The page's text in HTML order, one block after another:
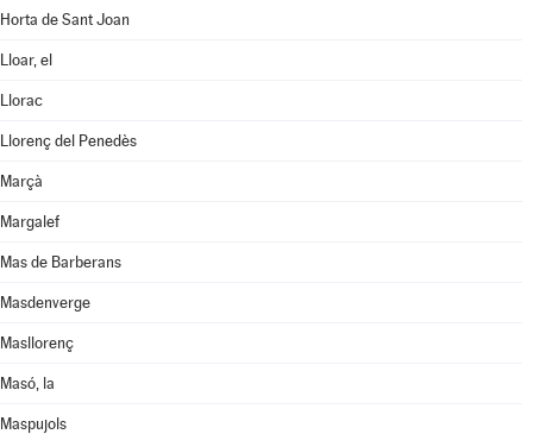
Horta de Sant Joan
Lloar, el
Llorac
Llorenç del Penedès
Marçà
Margalef
Mas de Barberans
Masdenverge
Masllorenç
Masó, la
Maspujols